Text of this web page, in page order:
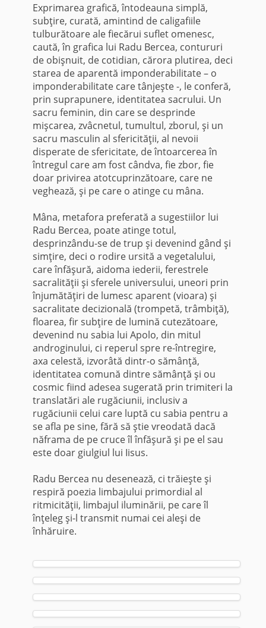
Exprimarea grafică, întodeauna simplă,
subţire, curată, amintind de caligafiile
tulburătoare ale fiecărui suflet omenesc,
caută, în grafica lui Radu Bercea, contururi
de obişnuit, de cotidian, cărora plutirea, deci
starea de aparentă imponderabilitate – o
imponderabilitate care tânjeşte -, le conferă,
prin suprapunere, identitatea sacrului. Un
sacru feminin, din care se desprinde
mişcarea, zvâcnetul, tumultul, zborul, şi un
sacru masculin al sfericităţii, al nevoii
disperate de sfericitate, de întoarcerea în
întregul care am fost cândva, fie zbor, fie
doar privirea atotcuprinzătoare, care ne
veghează, şi pe care o atinge cu mâna.
Mâna, metafora preferată a sugestiilor lui
Radu Bercea, poate atinge totul,
desprinzându-se de trup şi devenind gând şi
simţire, deci o rodire ursită a vegetalului,
care înfăşură, aidoma iederii, ferestrele
sacralităţii şi sferele universului, uneori prin
înjumătăţiri de lumesc aparent (vioara) şi
sacralitate decizională (trompetă, trâmbiţă),
floarea, fir subţire de lumină cutezătoare,
devenind nu sabia lui Apolo, din mitul
androginului, ci reperul spre re-întregire,
axa celestă, izvorâtă dintr-o sămânţă,
identitatea comună dintre sămânţă şi ou
cosmic fiind adesea sugerată prin trimiteri la
translatări ale rugăciunii, inclusiv a
rugăciunii celui care luptă cu sabia pentru a
se afla pe sine, fără să ştie vreodată dacă
năframa de pe cruce îl înfăşură şi pe el sau
este doar giulgiul lui Iisus.
Radu Bercea nu desenează, ci trăieşte şi
respiră poezia limbajului primordial al
ritmicităţii, limbajul iluminării, pe care îl
înţeleg şi-l transmit numai cei aleşi de
înhăruire.